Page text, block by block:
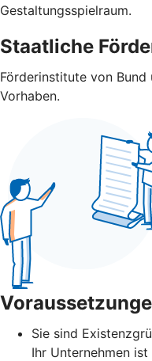
Gestaltungsspielraum.
Staatliche
Förderinstitute von
Vorhaben.
Sie sind
Ihr Unternehmen